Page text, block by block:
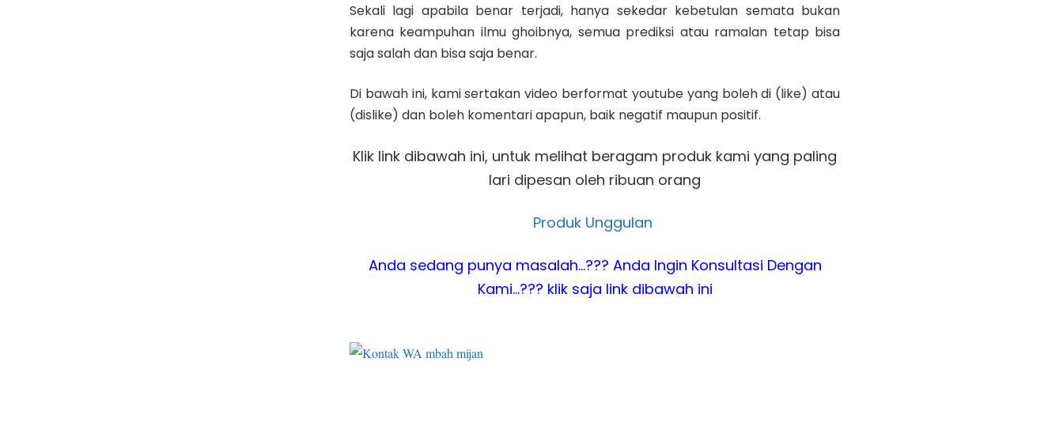
Sekali lagi apabila benar terjadi, hanya sekedar kebetulan semata bukan
karena keampuhan ilmu ghoibnya, semua prediksi atau ramalan tetap bisa
saja salah dan bisa saja benar.
Di bawah ini, kami sertakan video berformat youtube yang boleh di (like) atau
(dislike) dan boleh komentari apapun, baik negatif maupun positif.
Klik link dibawah ini, untuk melihat beragam produk kami yang paling
lari dipesan oleh ribuan orang
Produk Unggulan
Anda sedang punya masalah…??? Anda Ingin Konsultasi Dengan
Kami…??? klik saja link dibawah ini